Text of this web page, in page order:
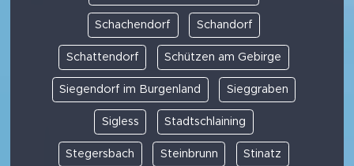
Schachendorf Schandorf
Schattendorf Schützen am Gebirge
Siegendorf im Burgenland Sieggraben
Sigless Stadtschlaining
Stegersbach Steinbrunn Stinatz